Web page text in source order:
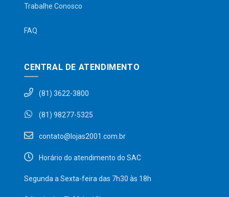
Trabalhe Conosco
FAQ
CENTRAL DE ATENDIMENTO
(81) 3622-3800
(81) 98277-5325
contato@lojas2001.com.br
Horário do atendimento do SAC
Segunda a Sexta-feira das 7h30 às 18h